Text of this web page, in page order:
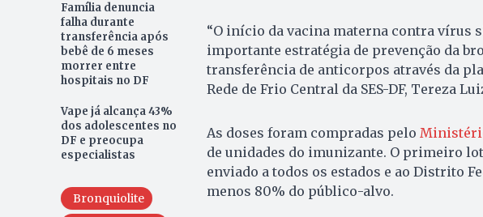
Família denuncia
falha durante
transferência após
bebê de 6 meses
morrer entre
hospitais no DF
Vape já alcança 43%
dos adolescentes no
DF e preocupa
especialistas
Bronquiolite
“O início da vacina materna contra
importante estratégia de prevenção da
transferência de anticorpos através da
Rede de Frio Central da SES-DF, Tereza
As doses foram compradas pelo
de unidades do imunizante. O primeiro
enviado a todos os estados e ao Distrito
menos 80% do público-alvo.